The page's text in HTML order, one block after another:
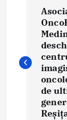
t
de